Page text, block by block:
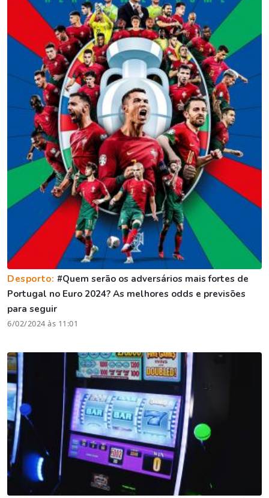
Desporto:#Quem serão os adversários mais fortes de
Portugal no Euro 2024? As melhores odds e previsões
para seguir
6/02/2024 às 11:01